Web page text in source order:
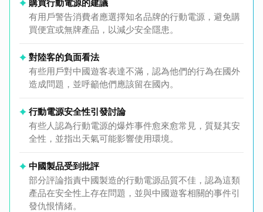
購買行動電源的建議
有用戶警告消費者應選擇知名品牌的行動電源，避免購
買便宜或無牌產品，以減少安全隱患。
對陸客的負面看法
有些用戶對中國遊客表達不滿，認為他們的行為在國外
造成問題，並呼籲他們應該留在國內。
行動電源安全性引發討論
有些人認為行動電源的爆炸事件愈來愈常見，質疑其安
全性，並指出天氣可能影響使用環境。
中國製品受到批評
部分評論指責中國製造的行動電源品質不佳，認為這類
產品在安全性上存在問題，並與中國遊客相關的事件引
發仇恨情緒。